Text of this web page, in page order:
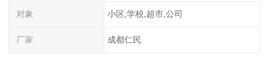
对象 小区,学校,超市,公司
厂家 成都仁民